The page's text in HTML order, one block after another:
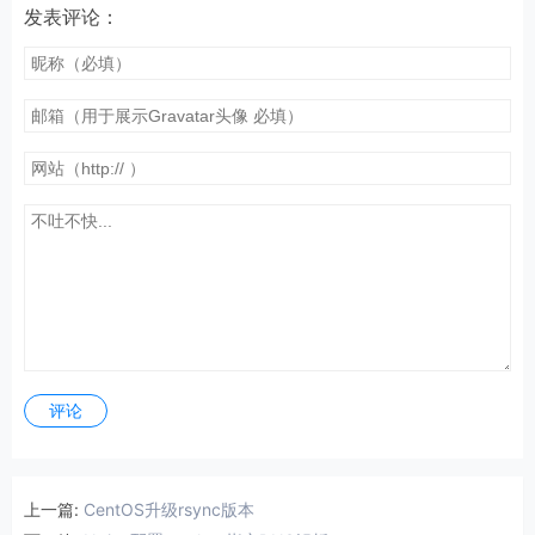
发表评论：
评论
上一篇: CentOS升级rsync版本